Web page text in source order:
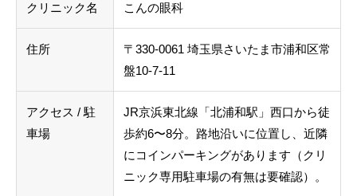
クリニック名 こんの眼科
住所
〒330-0061 埼玉県さいたま市浦和区常
盤10-7-11
アクセス / 駐
車場
JR京浜東北線「北浦和駅」西口から徒
歩約6〜8分。路地沿いに位置し、近隣
にコインパーキングがあります（クリ
ニック専用駐車場の有無は要確認）。